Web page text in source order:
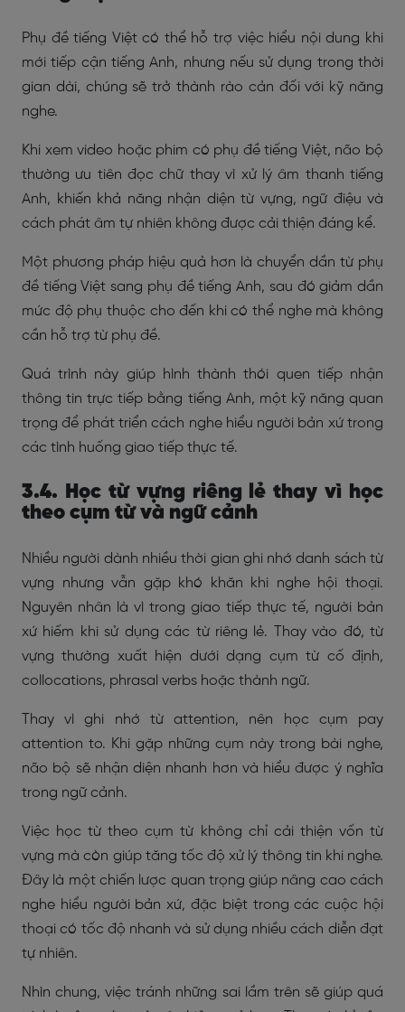
Phụ đề tiếng Việt có thể hỗ trợ việc hiểu nội dung khi
mới tiếp cận tiếng Anh, nhưng nếu sử dụng trong thời
gian dài, chúng sẽ trở thành rào cản đối với kỹ năng
nghe.
Khi xem video hoặc phim có phụ đề tiếng Việt, não bộ
thường ưu tiên đọc chữ thay vì xử lý âm thanh tiếng
Anh, khiến khả năng nhận diện từ vựng, ngữ điệu và
cách phát âm tự nhiên không được cải thiện đáng kể.
Một phương pháp hiệu quả hơn là chuyển dần từ phụ
đề tiếng Việt sang phụ đề tiếng Anh, sau đó giảm dần
mức độ phụ thuộc cho đến khi có thể nghe mà không
cần hỗ trợ từ phụ đề.
Quá trình này giúp hình thành thói quen tiếp nhận
thông tin trực tiếp bằng tiếng Anh, một kỹ năng quan
trọng để phát triển cách nghe hiểu người bản xứ trong
các tình huống giao tiếp thực tế.
3.4. Học từ vựng riêng lẻ thay vì học
theo cụm từ và ngữ cảnh
Nhiều người dành nhiều thời gian ghi nhớ danh sách từ
vựng nhưng vẫn gặp khó khăn khi nghe hội thoại.
Nguyên nhân là vì trong giao tiếp thực tế, người bản
xứ hiếm khi sử dụng các từ riêng lẻ. Thay vào đó, từ
vựng thường xuất hiện dưới dạng cụm từ cố định,
collocations, phrasal verbs hoặc thành ngữ.
Thay vì ghi nhớ từ attention, nên học cụm pay
attention to. Khi gặp những cụm này trong bài nghe,
não bộ sẽ nhận diện nhanh hơn và hiểu được ý nghĩa
trong ngữ cảnh.
Việc học từ theo cụm từ không chỉ cải thiện vốn từ
vựng mà còn giúp tăng tốc độ xử lý thông tin khi nghe.
Đây là một chiến lược quan trọng giúp nâng cao cách
nghe hiểu người bản xứ, đặc biệt trong các cuộc hội
thoại có tốc độ nhanh và sử dụng nhiều cách diễn đạt
tự nhiên.
Nhìn chung, việc tránh những sai lầm trên sẽ giúp quá